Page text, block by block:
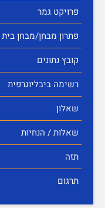
פרויקט גמר
פתרון מבחן/מבחן בית
קובץ נתונים
רשימה ביבליוגרפית
שאלון
שאלות / הנחיות
תזה
תרגום